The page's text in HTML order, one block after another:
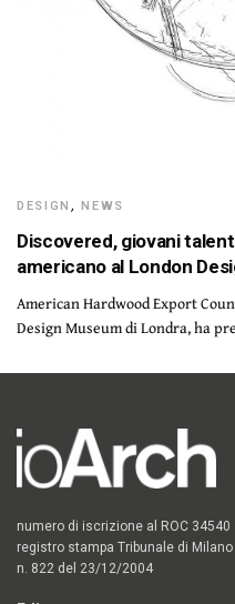
DESIGN ,NEWS
Discovered, giovani
americano al London
American Hardwood Export
Design Museum di Londra, ha
numero di iscrizione al ROC 34540
registro stampa Tribunale di Milano
n. 822 del 23/12/2004